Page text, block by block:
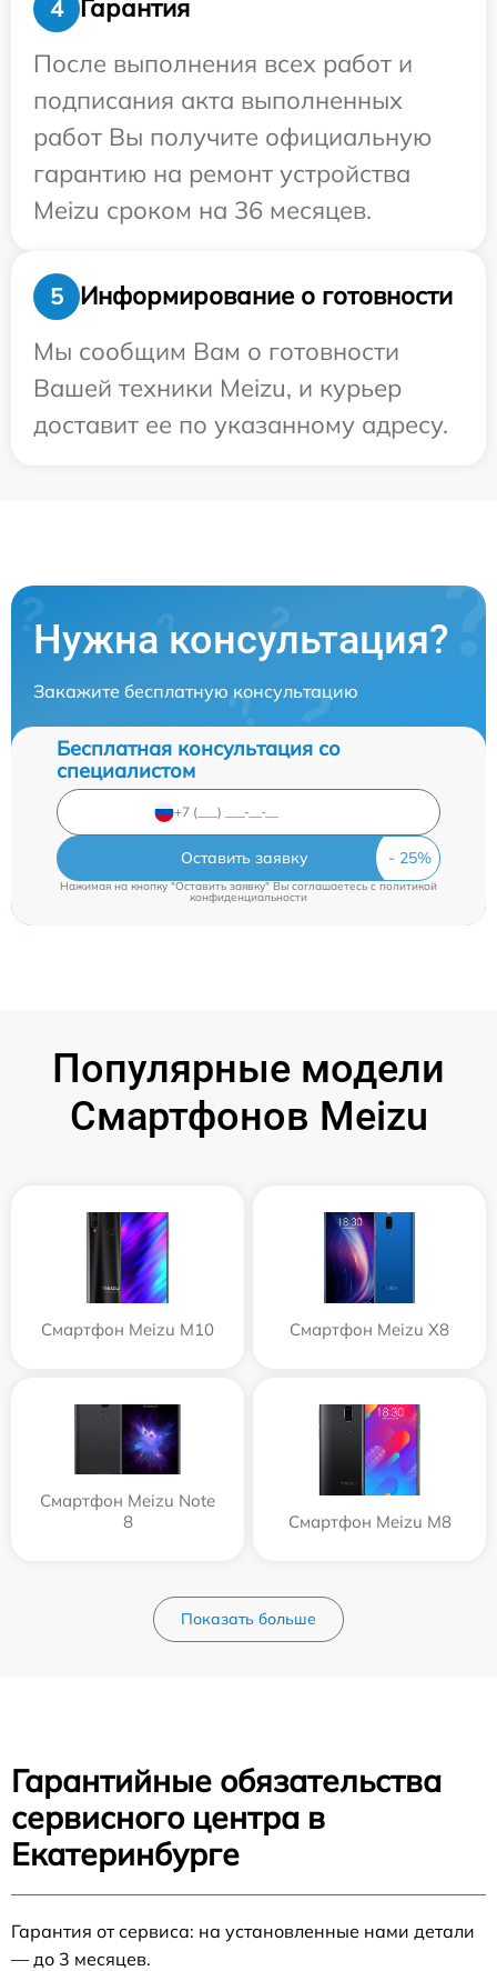
4
Гарантия
После выполнения всех работ и
подписания акта выполненных
работ Вы получите официальную
гарантию на ремонт устройства
Meizu сроком на 36 месяцев.
5
Информирование о готовности
Мы сообщим Вам о готовности
Вашей техники Meizu, и курьер
доставит ее по указанному адресу.
Нужна консультация?
Закажите бесплатную консультацию
Бесплатная консультация со
специалистом
Оставить заявку
Нажимая на кнопку "Оставить заявку" Вы соглашаетесь cполитикой
конфиденциальности
Популярные модели
Смартфонов Meizu
Смартфон Meizu M10 Смартфон Meizu X8
Смартфон Meizu Note
8
Смартфон Meizu M8
Показать больше
Гарантийные обязательства
сервисного центра в
Екатеринбурге
Гарантия от сервиса: на установленные нами детали
— до 3 месяцев.